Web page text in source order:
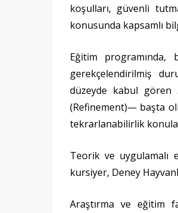
koşulları, güvenli
konusunda kapsamlı
Eğitim programında,
gerekçelendirilmiş
düzeyde kabul gören
(Refinement)— başta
tekrarlanabilirlik
Teorik ve uygulamalı
kursiyer, Deney
Araştırma ve eğitim